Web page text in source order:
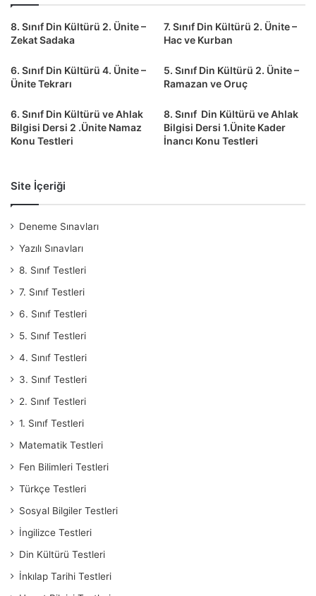
8. Sınıf Din Kültürü 2. Ünite –
Zekat Sadaka
7. Sınıf Din Kültürü 2. Ünite –
Hac ve Kurban
6. Sınıf Din Kültürü 4. Ünite –
Ünite Tekrarı
5. Sınıf Din Kültürü 2. Ünite –
Ramazan ve Oruç
6. Sınıf Din Kültürü ve Ahlak
Bilgisi Dersi 2 .Ünite Namaz
Konu Testleri
8. Sınıf Din Kültürü ve Ahlak
Bilgisi Dersi 1.Ünite Kader
İnancı Konu Testleri
Site İçeriği
Deneme Sınavları
Yazılı Sınavları
8. Sınıf Testleri
7. Sınıf Testleri
6. Sınıf Testleri
5. Sınıf Testleri
4. Sınıf Testleri
3. Sınıf Testleri
2. Sınıf Testleri
1. Sınıf Testleri
Matematik Testleri
Fen Bilimleri Testleri
Türkçe Testleri
Sosyal Bilgiler Testleri
İngilizce Testleri
Din Kültürü Testleri
İnkılap Tarihi Testleri